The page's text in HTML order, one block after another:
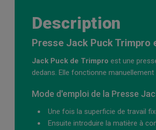
Description
Presse Jack Puck Trimpro
Jack Puck de Trimpro est une
dedans. Elle fonctionne manuellement
Mode d'emploi de la Presse
Une fois la superficie de travail
Ensuite introduire la matière à